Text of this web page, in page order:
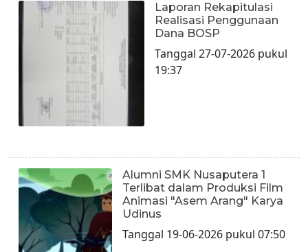
Laporan Rekapitulasi
Realisasi Penggunaan
Dana BOSP
Tanggal 27-07-2026 pukul
19:37
Alumni SMK Nusaputera 1
Terlibat dalam Produksi Film
Animasi "Asem Arang" Karya
Udinus
Tanggal 19-06-2026 pukul 07:50